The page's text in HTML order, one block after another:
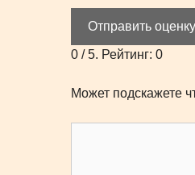
Отправить оценку
0 / 5. Рейтинг: 0
Может подскажете